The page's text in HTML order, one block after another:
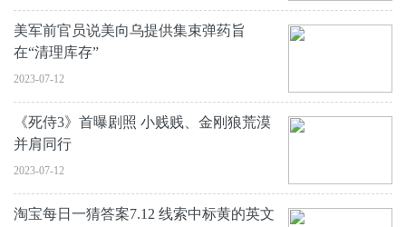
美军前官员说美向乌提供集束弹药旨
在“清理库存”
2023-07-12
《死侍3》首曝剧照 小贱贱、金刚狼荒漠
并肩同行
2023-07-12
淘宝每日一猜答案7.12 线索中标黄的英文